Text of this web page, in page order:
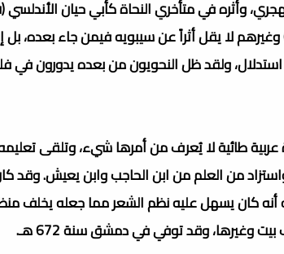
والمرادي (ت749هـ) وابن عقيل (ت769هـ) وغيرهم لا يقل أثراً عن سيبويه
ولقد ظل النحويون من بعده يدورون في
طائية لا يُعرف من أمرها شيء، وتلقى
من العلم من ابن الحاجب وابن يعيش. وقد
أنه كان يسهل عليه نظم الشعر مما جعله يخلف
وغيرها، وقد توفي في دمشق سنة 672 هـ.